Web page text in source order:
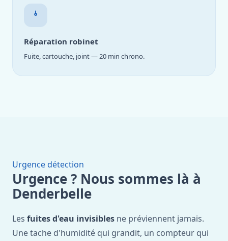
Réparation robinet
Fuite, cartouche, joint — 20 min chrono.
Urgence détection
Urgence ? Nous sommes là à
Denderbelle
Les fuites d'eau invisibles ne préviennent jamais.
Une tache d'humidité qui grandit, un compteur qui